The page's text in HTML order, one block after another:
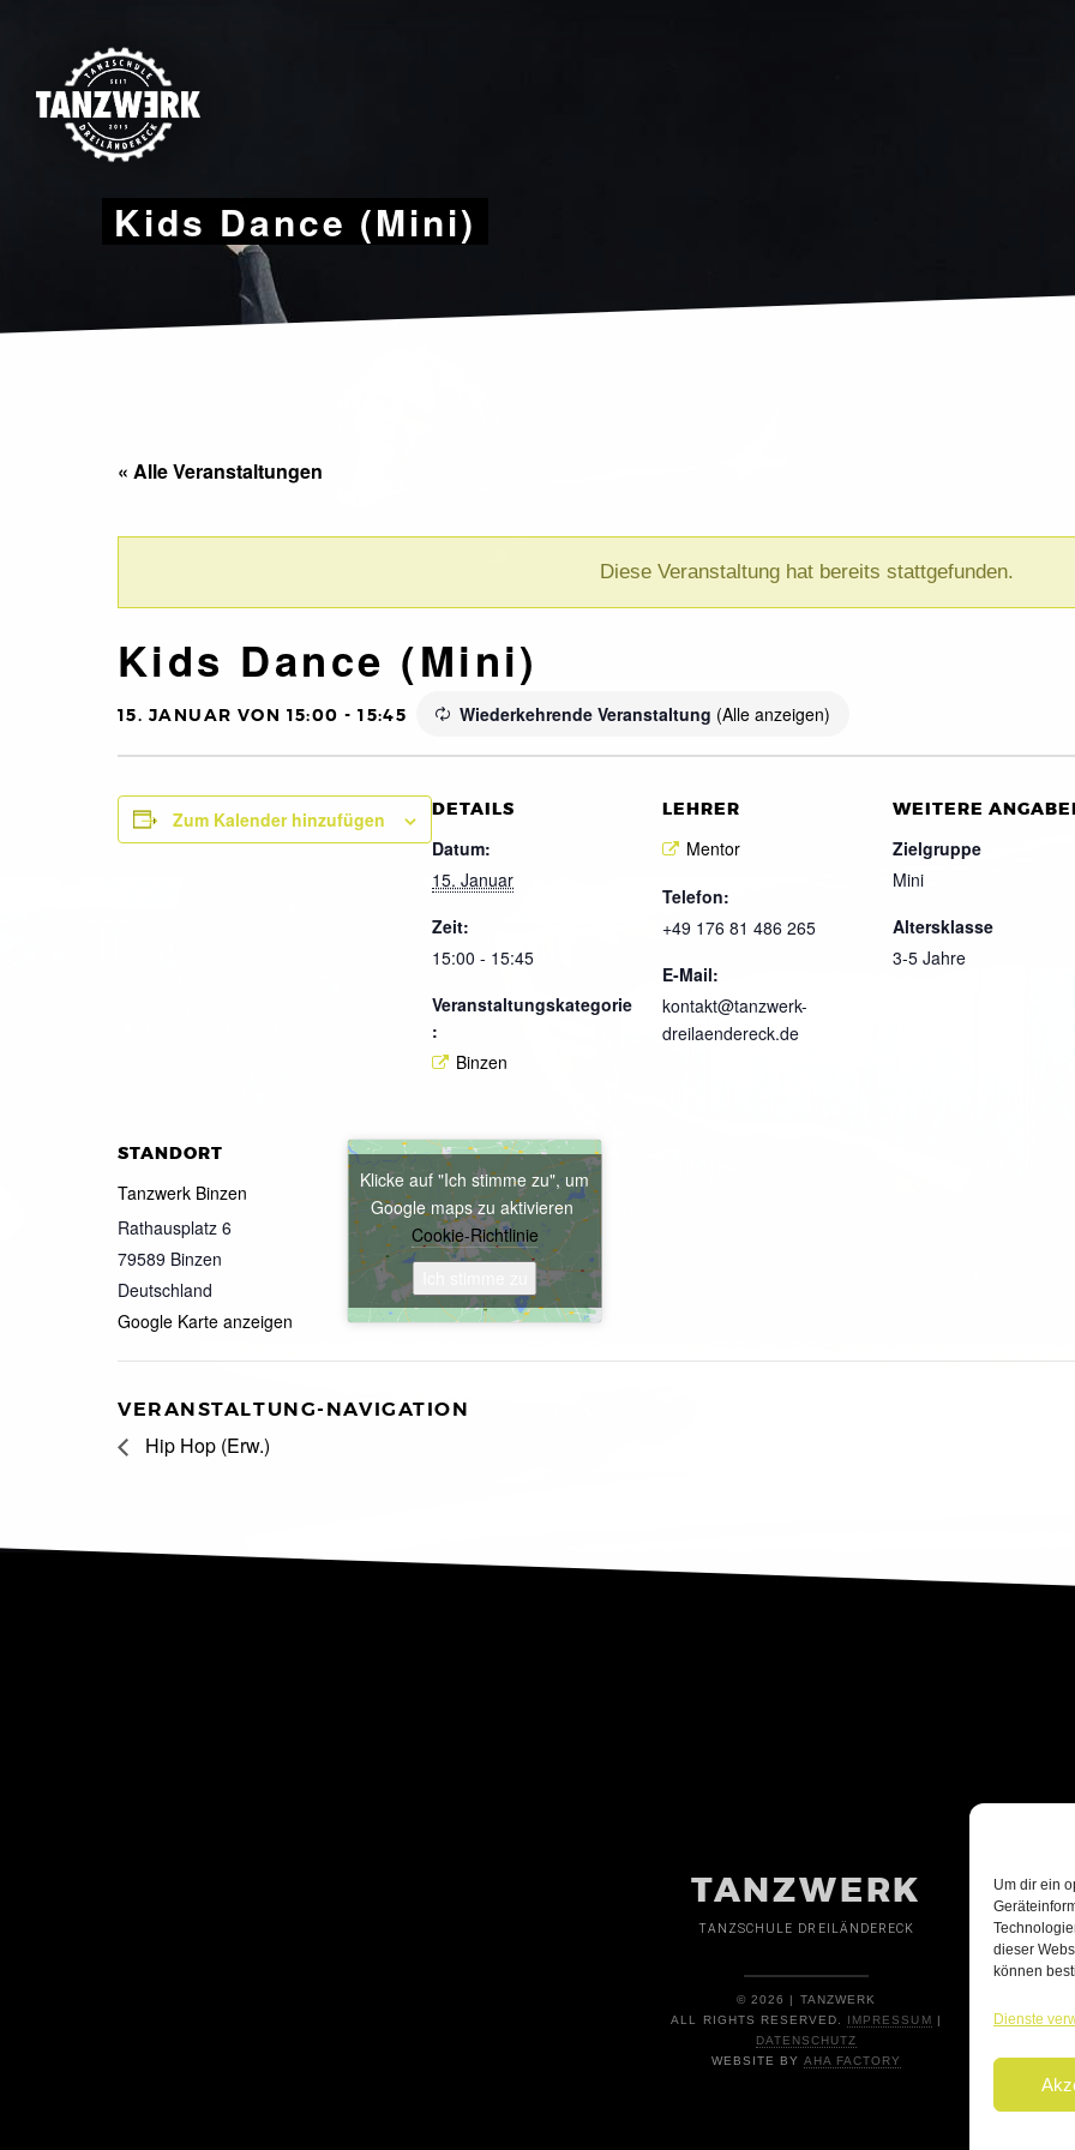
Um dir ein
dieser
können
Dienste
Kids Dance (Mini)
« Alle Veranstaltungen
Diese Veranstaltung hat bereits stattgefunden.
Kids Dance (Mini)
15. JANUAR VON 15:00 -15:45 Wiederkehrende Veranstaltung (Alle anzeigen)
Zum Kalender hinzufügen DETAILS
Datum:
15. Januar
Zeit:
15:00 - 15:45
Veranstaltungskategorie
:
Binzen
LEHRER
Mentor
Telefon:
+49 176 81 486 265
E-Mail:
kontakt@tanzwerk-
dreilaendereck.de
WEITERE
Zielgruppe
Mini
Altersklasse
3-5 Jahre
STANDORT
Tanzwerk Binzen
Rathausplatz 6
79589 Binzen
Deutschland
Google Karte anzeigen
Klicke auf "Ich stimme zu", um
Google maps zu aktivieren
Cookie-Richtlinie
VERANSTALTUNG-NAVIGATION
Hip Hop (Erw.)
TANZWERK
TANZSCHULE DREILÄNDERECK
© 2026 | TANZWERK
ALL RIGHTS RESERVED. IMPRESSUM |
DATENSCHUTZ
WEBSITE BY AHA FACTORY